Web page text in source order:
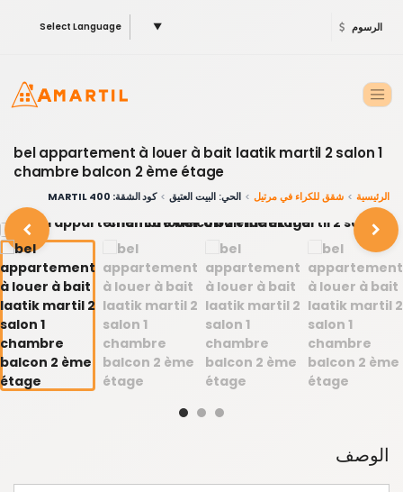
Select Language ▼ الرسوم
bel appartement à louer à bait laatik martil 2 salon 1
chambre balcon 2 ème étage
الرئيسية شقق للكراء في مرتيل الحي: البيت العتيق كود الشقة: 400 MARTIL
الوصف